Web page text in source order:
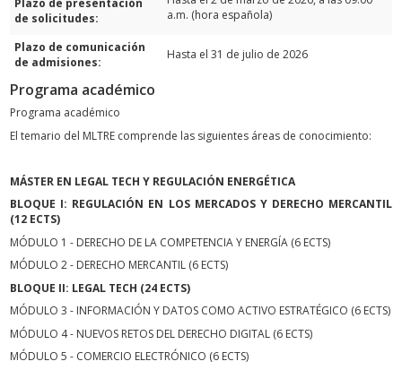
Plazo de presentación
de solicitudes:
a.m. (hora española)
Plazo de comunicación
de admisiones:
Hasta el 31 de julio de 2026
Programa académico
Programa académico
El temario del MLTRE comprende las siguientes áreas de conocimiento:
MÁSTER EN LEGAL TECH Y REGULACIÓN ENERGÉTICA
BLOQUE I: REGULACIÓN EN LOS MERCADOS Y DERECHO MERCANTIL
(12 ECTS)
MÓDULO 1 - DERECHO DE LA COMPETENCIA Y ENERGÍA (6 ECTS)
MÓDULO 2 - DERECHO MERCANTIL (6 ECTS)
BLOQUE II: LEGAL TECH (24 ECTS)
MÓDULO 3 - INFORMACIÓN Y DATOS COMO ACTIVO ESTRATÉGICO (6 ECTS)
MÓDULO 4 - NUEVOS RETOS DEL DERECHO DIGITAL (6 ECTS)
MÓDULO 5 - COMERCIO ELECTRÓNICO (6 ECTS)